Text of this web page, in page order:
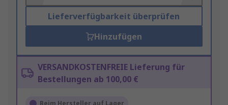
Lieferverfügbarkeit überprüfen
Hinzufügen
VERSANDKOSTENFREIE Lieferung für
Bestellungen ab 100,00 €